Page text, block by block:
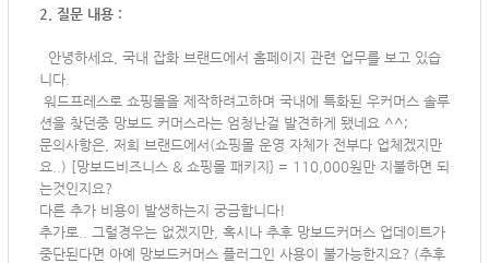
2. 질문 내용 :
안녕하세요, 국내 잡화 브랜드에서 홈페이지 관련 업무를 보고 있습
니다.
워드프레스로 쇼핑몰을 제작하려고하며 국내에 특화된 우커머스 솔루
션을 찾던중 망보드 커머스라는 엄청난걸 발견하게 됐네요 ^^;
문의사항은, 저희 브랜드에서(쇼핑몰 운영 자체가 전부다 업체겠지만
요..) [망보드비즈니스 & 쇼핑몰 패키지} = 110,000원만 지불하면 되
는것인지요?
다른 추가 비용이 발생하는지 궁금합니다!
추가로.. 그럴경우는 없겠지만, 혹시나 추후 망보드커머스 업데이트가
중단된다면 아예 망보드커머스 플러그인 사용이 불가능한지요? (추후